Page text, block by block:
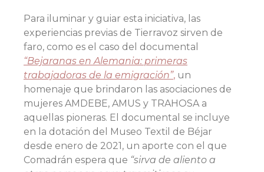
Para iluminar y guiar esta iniciativa, las
experiencias previas de Tierravoz sirven de
faro, como es el caso del documental
“Bejaranas en Alemania: primeras
trabajadoras de la emigración”, un
homenaje que brindaron las asociaciones de
mujeres AMDEBE, AMUS y TRAHOSA a
aquellas pioneras. El documental se incluye
en la dotación del Museo Textil de Béjar
desde enero de 2021, un aporte con el que
Comadrán espera que “sirva de aliento a